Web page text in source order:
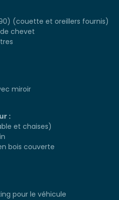
(couette et oreillers fournis)
chevet
miroir
:
et chaises)
bois couverte
pour le véhicule